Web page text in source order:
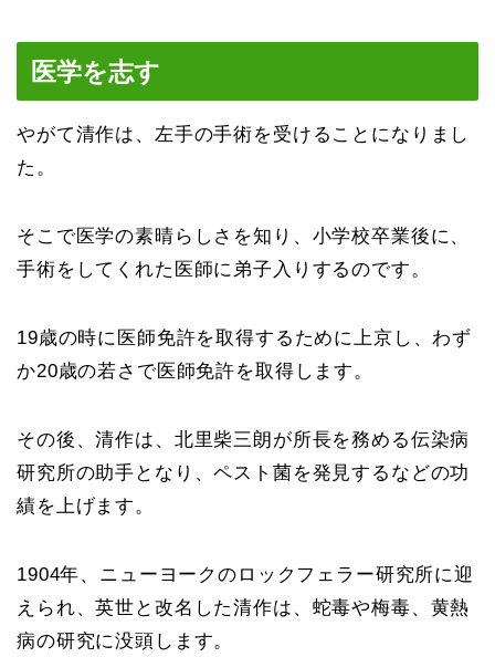
医学を志す
やがて清作は、左手の手術を受けることになりまし
た。
そこで医学の素晴らしさを知り、小学校卒業後に、
手術をしてくれた医師に弟子入りするのです。
19歳の時に医師免許を取得するために上京し、わず
か20歳の若さで医師免許を取得します。
その後、清作は、北里柴三朗が所長を務める伝染病
研究所の助手となり、ペスト菌を発見するなどの功
績を上げます。
1904年、ニューヨークのロックフェラー研究所に迎
えられ、英世と改名した清作は、蛇毒や梅毒、黄熱
病の研究に没頭します。